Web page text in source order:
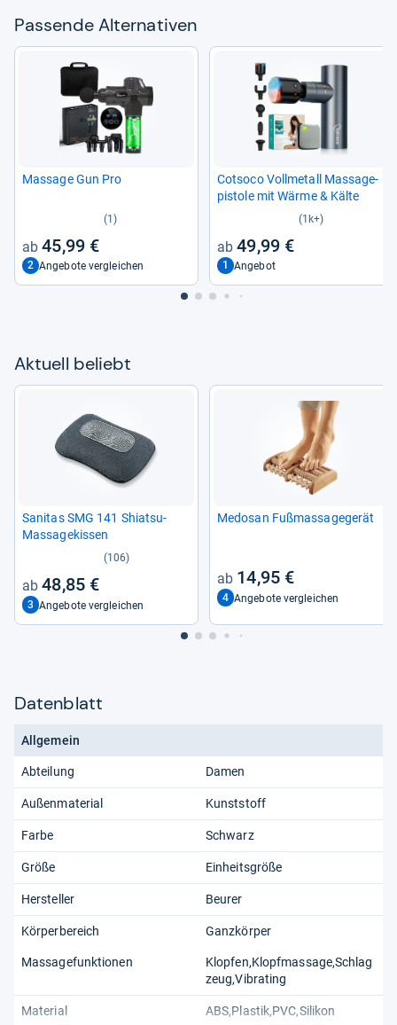
Pas­sende Alter­na­ti­ven
Mas­sage Gun Pro
(1)
45,99 €
2 Angebote vergleichen
Cot­soco Voll­me­tall Mas­sa­ge­
pis­tole mit Wärme & Kälte
(1k+)
49,99 €
1 Angebot
Aktu­ell beliebt
Sani­tas SMG 141 Shi­atsu-​
Mas­sa­ge­kis­sen
(106)
48,85 €
3 Angebote vergleichen
Medo­san Fuß­mas­sa­ge­ge­rät
14,95 €
4 Angebote vergleichen
Datenblatt
Allgemein
Abteilung Damen
Außenmaterial Kunststoff
Farbe Schwarz
Größe Einheitsgröße
Hersteller Beurer
Körperbereich Ganzkörper
Massagefunktionen
Klopfen,Klopfmassage,Schlag
zeug,Vibrating
Material ABS,Plastik,PVC,Silikon